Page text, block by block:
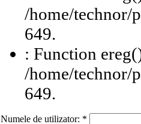
/home/technor/
649.
: Function
/home/technor/
649.
Numele de utilizator: *